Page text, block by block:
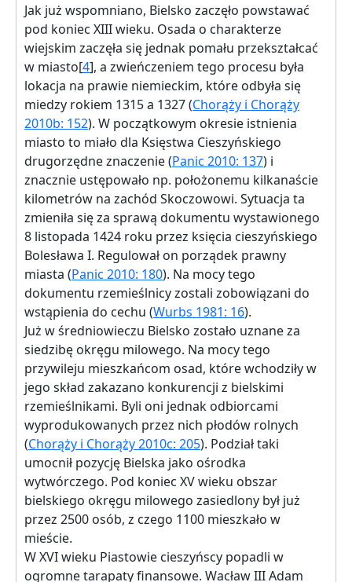
Jak już wspomniano, Bielsko zaczęło powstawać
pod koniec XIII wieku. Osada o charakterze
wiejskim zaczęła się jednak pomału przekształcać
w miasto[4], a zwieńczeniem tego procesu była
lokacja na prawie niemieckim, które odbyła się
miedzy rokiem 1315 a 1327 (Chorąży i Chorąży
2010b: 152). W początkowym okresie istnienia
miasto to miało dla Księstwa Cieszyńskiego
drugorzędne znaczenie (Panic 2010: 137) i
znacznie ustępowało np. położonemu kilkanaście
kilometrów na zachód Skoczowowi. Sytuacja ta
zmieniła się za sprawą dokumentu wystawionego
8 listopada 1424 roku przez księcia cieszyńskiego
Bolesława I. Regulował on porządek prawny
miasta (Panic 2010: 180). Na mocy tego
dokumentu rzemieślnicy zostali zobowiązani do
wstąpienia do cechu (Wurbs 1981: 16).
Już w średniowieczu Bielsko zostało uznane za
siedzibę okręgu milowego. Na mocy tego
przywileju mieszkańcom osad, które wchodziły w
jego skład zakazano konkurencji z bielskimi
rzemieślnikami. Byli oni jednak odbiorcami
wyprodukowanych przez nich płodów rolnych
(Chorąży i Chorąży 2010c: 205). Podział taki
umocnił pozycję Bielska jako ośrodka
wytwórczego. Pod koniec XV wieku obszar
bielskiego okręgu milowego zasiedlony był już
przez 2500 osób, z czego 1100 mieszkało w
mieście.
W XVI wieku Piastowie cieszyńscy popadli w
ogromne tarapaty finansowe. Wacław III Adam